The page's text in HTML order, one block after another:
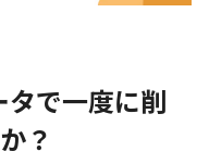
タで一度に削
？